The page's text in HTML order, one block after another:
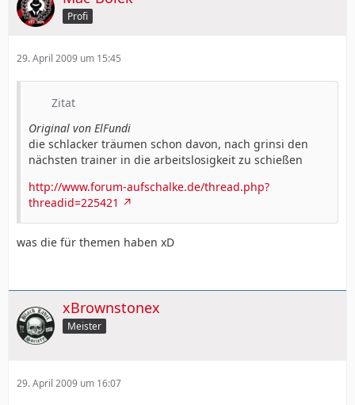
Profi
29. April 2009 um 15:45
Zitat
Original von ElFundi
die schlacker träumen schon davon, nach grinsi den
nächsten trainer in die arbeitslosigkeit zu schießen
http://www.forum-aufschalke.de/thread.php?
threadid=225421
was die für themen haben xD
xBrownstonex
Meister
29. April 2009 um 16:07